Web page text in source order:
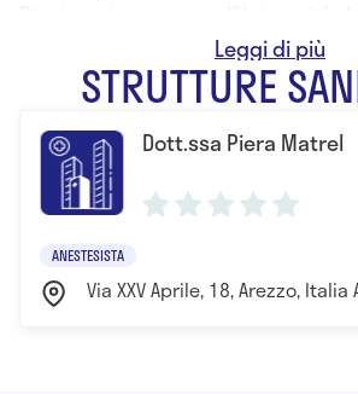
- Specializzazione in Medicina
scuola di alta formazione post
Bologna
- Perfezionamento in Nutrizione,
Iridologia
STRUTTURE
Dott.ssa Piera Matrel
ANESTESISTA
Via XXV Aprile, 18, Arezzo, Italia